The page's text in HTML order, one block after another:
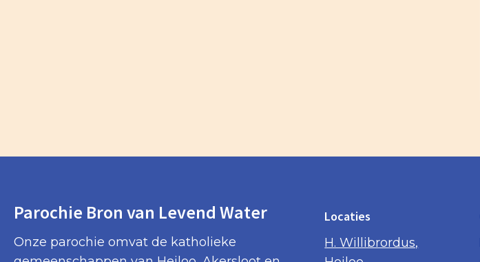
Parochie Bron van Levend Water
Onze parochie omvat de katholieke
Locaties
H. Willibrordus,